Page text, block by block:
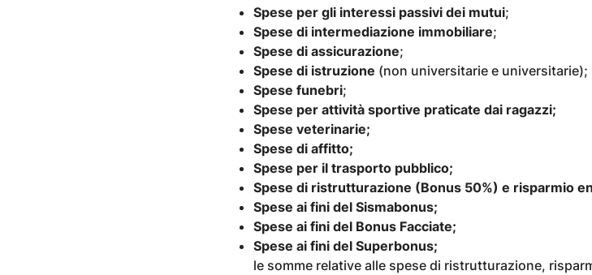
Spese per gli interessi passivi dei mutui;
Spese di intermediazione immobiliare;
Spese di assicurazione;
Spese di istruzione (non universitarie e universitarie);
Spese funebri;
Spese per attività sportive praticate dai ragazzi;
Spese veterinarie;
Spese di affitto;
Spese per il trasporto pubblico;
Spese di ristrutturazione (Bonus 50%) e risparmio
Spese ai fini del Sismabonus;
Spese ai fini del Bonus Facciate;
Spese ai fini del Superbonus;
le somme relative alle spese di ristrutturazione,